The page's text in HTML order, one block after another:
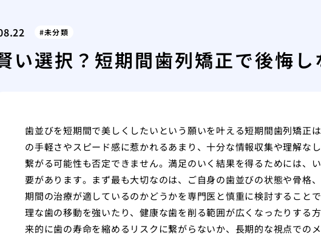
未分類
い選択？短期間歯列矯正で後悔し
歯並びを短期間で美しくしたいという願いを叶える短期間歯列矯正
の手軽さやスピード感に惹かれるあまり、十分な情報収集や理解な
繋がる可能性も否定できません。満足のいく結果を得るためには、
要があります。まず最も大切なのは、ご自身の歯並びの状態や骨格
期間の治療が適しているのかどうかを専門医と慎重に検討すること
理な歯の移動を強いたり、健康な歯を削る範囲が広くなったりする
来的に歯の寿命を縮めるリスクに繋がらないか、長期的な視点での